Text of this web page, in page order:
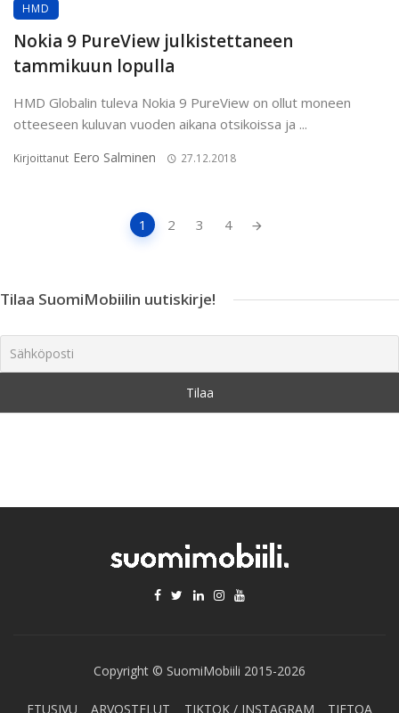
HMD
Nokia 9 PureView julkistettaneen
tammikuun lopulla
HMD Globalin tuleva Nokia 9 PureView on ollut moneen
otteeseen kuluvan vuoden aikana otsikoissa ja ...
Kirjoittanut Eero Salminen 27.12.2018
1 2 3 4
Tilaa SuomiMobiilin uutiskirje!
Copyright © SuomiMobiili 2015-2026
ETUSIVU ARVOSTELUT TIKTOK / INSTAGRAM TIETOA